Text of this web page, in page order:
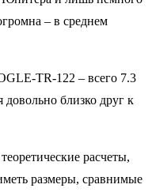
– в среднем
TR-122 – всего 7.3
довольно близко друг к
расчеты,
размеры, сравнимые